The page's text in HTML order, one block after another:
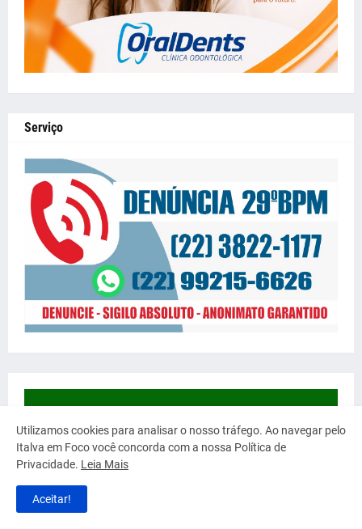
Serviço
Utilizamos cookies para analisar o nosso tráfego. Ao navegar pelo
Italva em Foco você concorda com a nossa Política de
Privacidade. Leia Mais
Aceitar!